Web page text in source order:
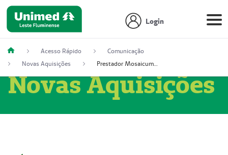
Login
Acesso Rápido
Comunicação
Novas Aquisições
Prestador Mosaicum Espaço Clínico Ltda (51004352-0)
Novas Aquisições